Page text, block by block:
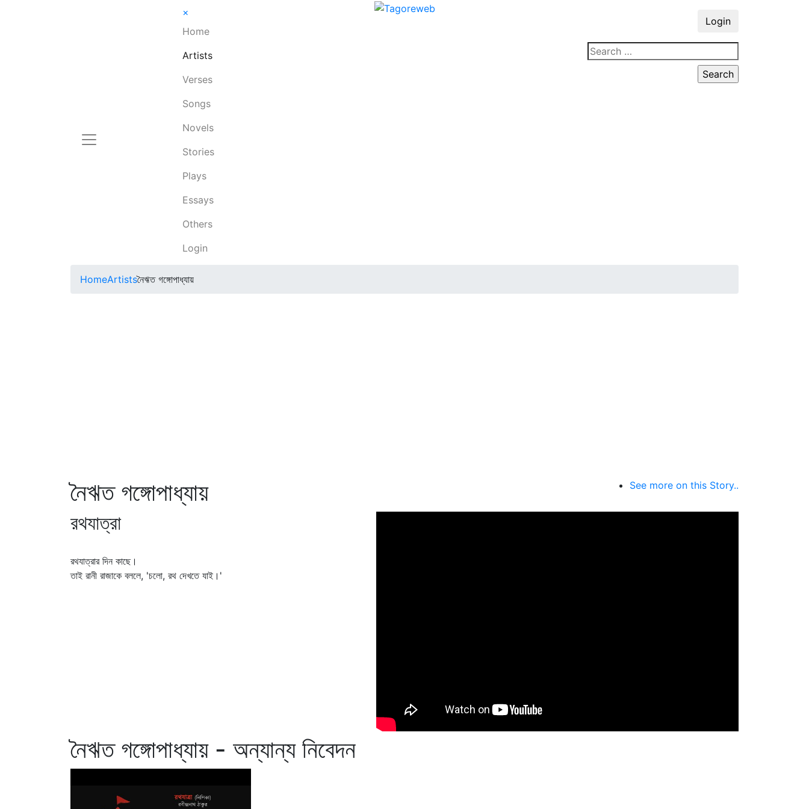
×
Home
Artists
Verses
Songs
Novels
Stories
Plays
Essays
Others
Login
Login
HomeArtistsনৈঋত গঙ্গোপাধ্যায়
নৈঋত গঙ্গোপাধ্যায়
রথযাত্রা
রথযাত্রার দিন কাছে।
তাই রানী রাজাকে বললে, 'চলো, রথ দেখতে যাই।'
See more on this Story..
নৈঋত গঙ্গোপাধ্যায় - অন্যান্য নিবেদন